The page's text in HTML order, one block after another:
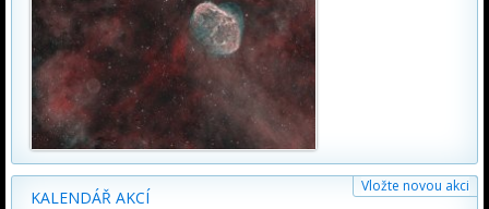
KALENDÁŘ AKCÍ
Vložte novou akci